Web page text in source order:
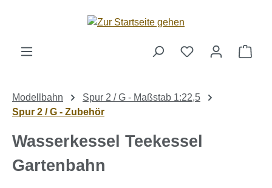
Zum Hauptinhalt springen
Modellbahn
Spur 2 / G - Maßstab 1:22,5
Spur 2 / G - Zubehör
Wasserkessel Teekessel
Gartenbahn